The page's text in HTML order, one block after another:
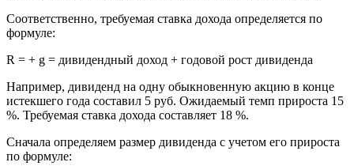
Соответственно, требуемая ставка дохода определяется по
формуле:
R = + g = дивидендный доход + годовой рост дивиденда
Например, дивиденд на одну обыкновенную акцию в конце
истекшего года составил 5 руб. Ожидаемый темп прироста 15
%. Требуемая ставка дохода составляет 18 %.
Сначала определяем размер дивиденда с учетом его прироста
по формуле: